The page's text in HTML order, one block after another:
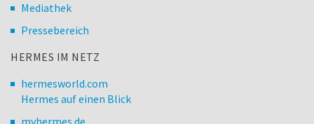
Mediathek
Pressebereich
HERMES IM NETZ
hermesworld.com
Hermes auf einen Blick
myhermes.de